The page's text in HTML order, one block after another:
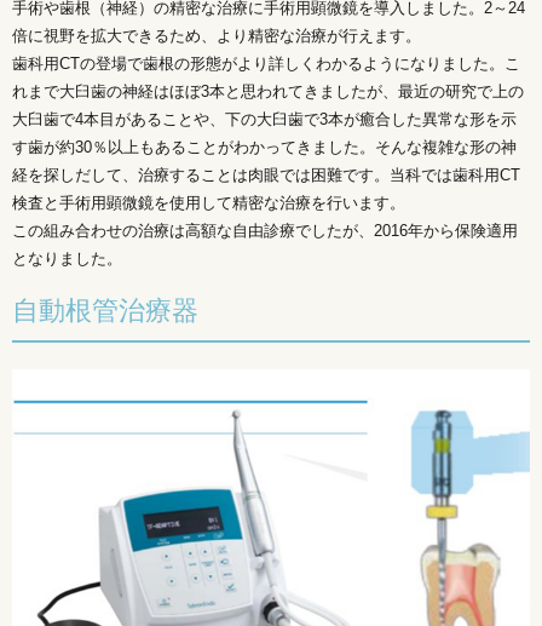
手術や歯根（神経）の精密な治療に手術用顕微鏡を導入しました。2～24
倍に視野を拡大できるため、より精密な治療が行えます。
歯科用CTの登場で歯根の形態がより詳しくわかるようになりました。こ
れまで大臼歯の神経はほぼ3本と思われてきましたが、最近の研究で上の
大臼歯で4本目があることや、下の大臼歯で3本が癒合した異常な形を示
す歯が約30％以上もあることがわかってきました。そんな複雑な形の神
経を探しだして、治療することは肉眼では困難です。当科では歯科用CT
検査と手術用顕微鏡を使用して精密な治療を行います。
この組み合わせの治療は高額な自由診療でしたが、2016年から保険適用
となりました。
自動根管治療器